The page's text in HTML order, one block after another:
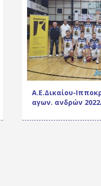
Α.Ε.Δικαίου-
αγων. ανδρών